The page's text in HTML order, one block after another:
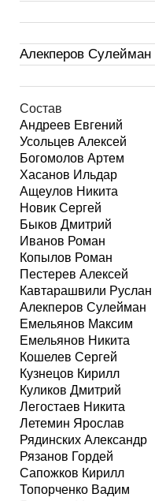
Алекперов Сулейман
Состав
Андреев Евгений
Усольцев Алексей
Богомолов Артем
Хасанов Ильдар
Ащеулов Никита
Новик Сергей
Быков Дмитрий
Иванов Роман
Копылов Роман
Пестерев Алексей
Кавтарашвили Руслан
Алекперов Сулейман
Емельянов Максим
Емельянов Никита
Кошелев Сергей
Кузнецов Кирилл
Куликов Дмитрий
Легостаев Никита
Летемин Ярослав
Рядинских Александр
Рязанов Гордей
Сапожков Кирилл
Топорченко Вадим